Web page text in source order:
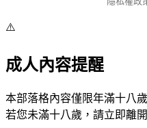
⚠️
成人內容提醒
本部落格內容僅限年滿十八
若您未滿十八歲，請立即離開